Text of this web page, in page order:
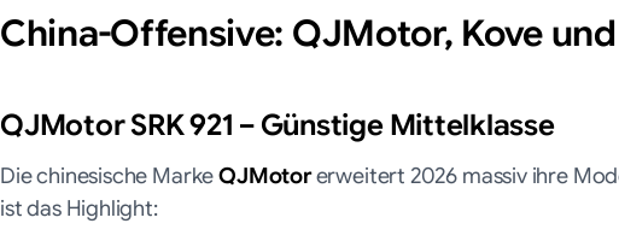
China-Offensive: QJMotor, Kove
QJMotor SRK 921 – Günstige Mittelklasse
Die chinesische MarkeQJMotorerweitert 2026 massiv ihre
ist das Highlight: